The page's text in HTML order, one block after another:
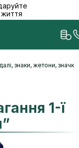
знаки, жетони,
1-ї